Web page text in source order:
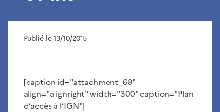
Publié le 13/10/2015
[caption id="attachment_68"
align="alignright" width="300" caption="Plan
d’accès à l’IGN"]